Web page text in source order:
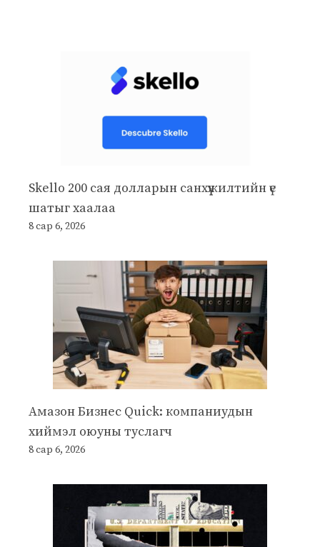
Skello 200 сая долларын санхүүжилтийн үе
шатыг хаалаа
8 сар 6, 2026
Амазон Бизнес Quick: компаниудын
хиймэл оюуны туслагч
8 сар 6, 2026